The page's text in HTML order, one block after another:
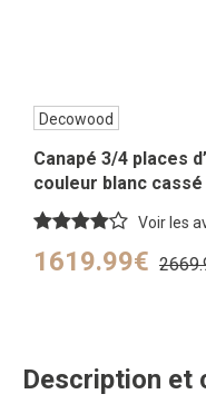
Decowood
Canapé 3/4 places
couleur blanc cassé
Voir les
1619.99€
Description et